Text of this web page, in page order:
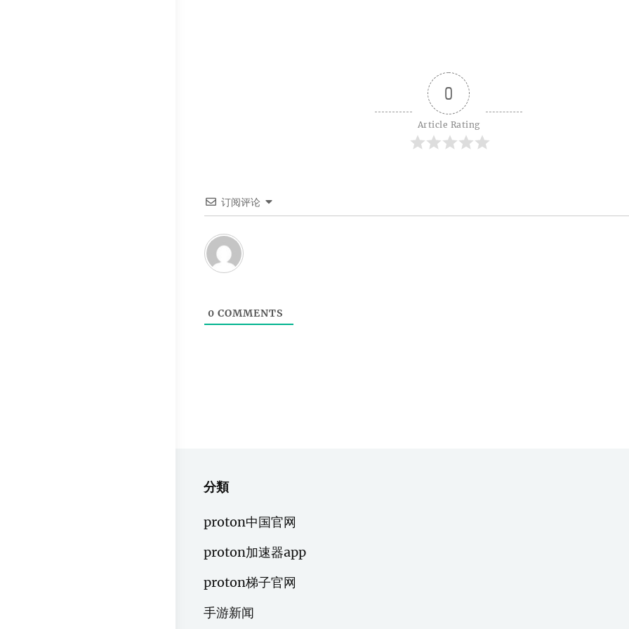
0
Article Rating
订阅评论
0 COMMENTS
分類
proton中国官网
proton加速器app
proton梯子官网
手游新闻